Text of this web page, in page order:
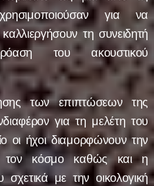
για να
τη συνειδητή
του ακουστικού
των επιπτώσεων της
για τη μελέτη του
οι ήχοι διαμορφώνουν την
τον κόσμο καθώς και η
με την οικολογική